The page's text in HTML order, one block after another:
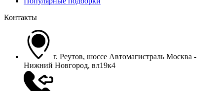
Контакты
г. Реутов, шоссе Автомагистраль Москва -
Нижний Новгород, вл19к4